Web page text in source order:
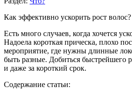
Как эффективно ускорить рост волос?
Есть много случаев, когда хочется
Надоела короткая прическа, плохо
мероприятие, где нужны длинные
быть разные. Добиться быстрейшего
и даже за короткий срок.
Содержание статьи: